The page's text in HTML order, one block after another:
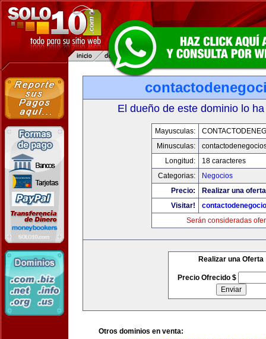
El dueño de este dominio lo
Mayusculas:
Minusculas:
Longitud:
18 caracteres
Categorias:
Negocios
Precio:
Realizar una
Visitar!
Serán consideradas
Realizar una Oferta
Precio Ofrecido $
Otros dominios en venta: